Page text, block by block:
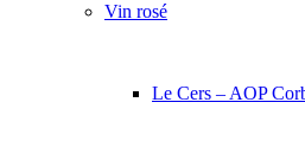
Vin rosé
Le Cers – AOP